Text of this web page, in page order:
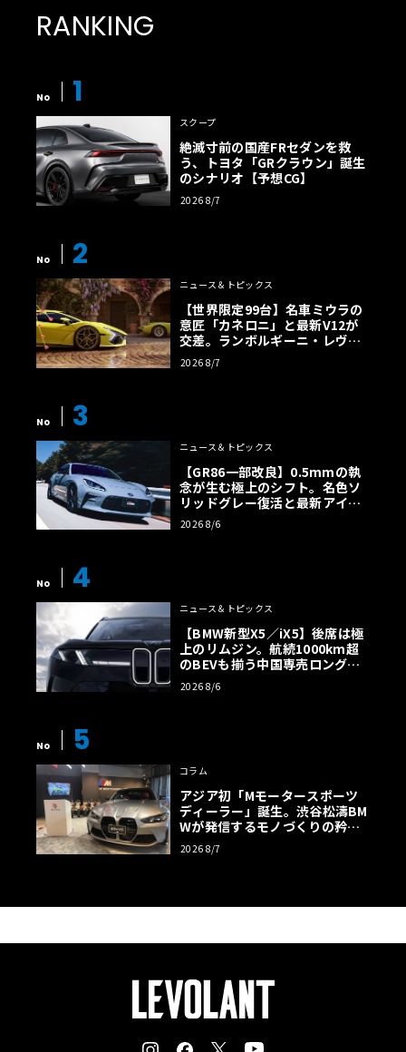
RANKING
No 1
スクープ
絶滅寸前の国産FRセダンを救
う、トヨタ「GRクラウン」誕生
のシナリオ【予想CG】
2026 8/7
No 2
ニュース＆トピックス
【世界限定99台】名車ミウラの
意匠「カネロニ」と最新V12が
交差。ランボルギーニ・レヴエ
ルトに60周年記念車が登場
2026 8/7
No 3
ニュース＆トピックス
【GR86一部改良】0.5mmの執
念が生む極上のシフト。名色ソ
リッドグレー復活と最新アイサ
イトでFRの極みへ
2026 8/6
No 4
ニュース＆トピックス
【BMW新型X5／iX5】後席は極
上のリムジン。航続1000km超
のBEVも揃う中国専売ロング仕
様の全貌
2026 8/6
No 5
コラム
アジア初「Mモータースポーツ
ディーラー」誕生。渋谷松濤BM
Wが発信するモノづくりの矜持
【木下隆之コラム】
2026 8/7